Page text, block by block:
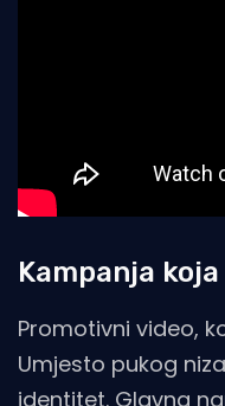
Kampanja
Promotivni video,
Umjesto pukog
identitet. Glavna